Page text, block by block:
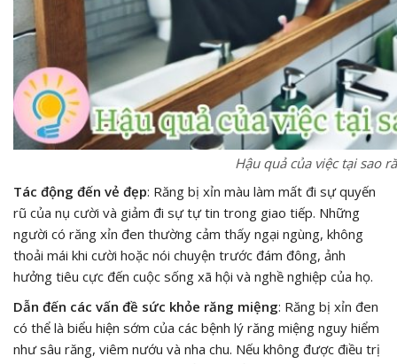
Hậu quả của việc tại sao
Tác động đến vẻ đẹp: Răng bị xỉn màu làm mất đi sự quyến
rũ của nụ cười và giảm đi sự tự tin trong giao tiếp. Những
người có răng xỉn đen thường cảm thấy ngại ngùng, không
thoải mái khi cười hoặc nói chuyện trước đám đông, ảnh
hưởng tiêu cực đến cuộc sống xã hội và nghề nghiệp của họ.
Dẫn đến các vấn đề sức khỏe răng miệng: Răng bị xỉn đen
có thể là biểu hiện sớm của các bệnh lý răng miệng nguy hiểm
như sâu răng, viêm nướu và nha chu. Nếu không được điều trị